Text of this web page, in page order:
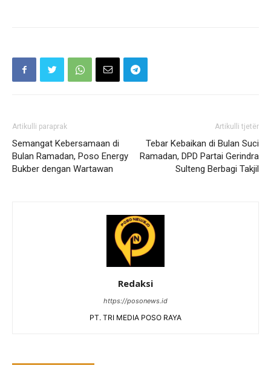
Artikulli paraprak
Semangat Kebersamaan di
Bulan Ramadan, Poso Energy
Bukber dengan Wartawan
Artikulli tjetër
Tebar Kebaikan di Bulan Suci
Ramadan, DPD Partai Gerindra
Sulteng Berbagi Takjil
Redaksi
https://posonews.id
PT. TRI MEDIA POSO RAYA